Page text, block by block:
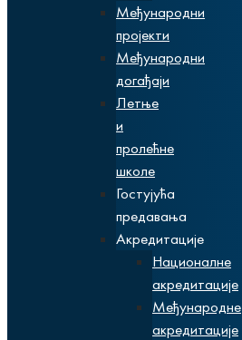
Међународни
пројекти
Међународни
догађаји
Летње
и
пролећне
школе
Гостујућа
предавања
Акредитације
Националне
акредитације
Међународне
акредитације